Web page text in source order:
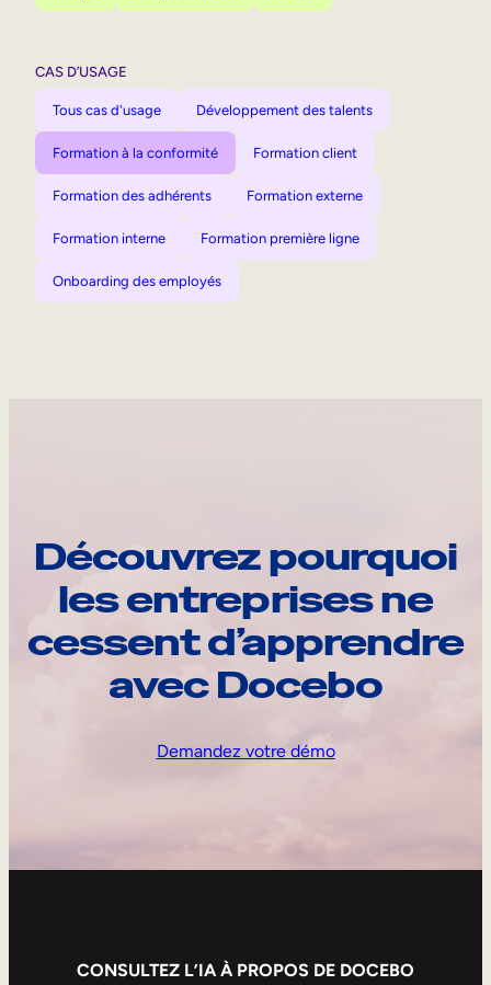
CAS D’USAGE
Tous cas d'usage Développement des talents
Formation à la conformité Formation client
Formation des adhérents Formation externe
Formation interne Formation première ligne
Onboarding des employés
Découvrez pourquoi
les entreprises ne
cessent d’apprendre
avec Docebo
Demandez votre démo
CONSULTEZ L’IA À PROPOS DE DOCEBO